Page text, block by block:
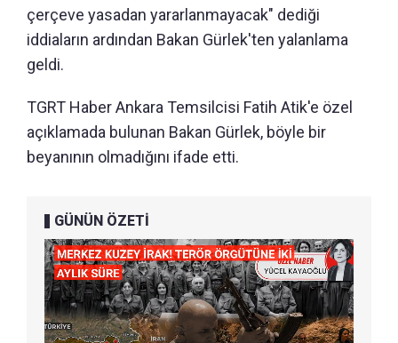
çerçeve yasadan yararlanmayacak" dediği
iddiaların ardından Bakan Gürlek'ten yalanlama
geldi.
TGRT Haber Ankara Temsilcisi Fatih Atik'e özel
açıklamada bulunan Bakan Gürlek, böyle bir
beyanının olmadığını ifade etti.
GÜNÜN ÖZETİ